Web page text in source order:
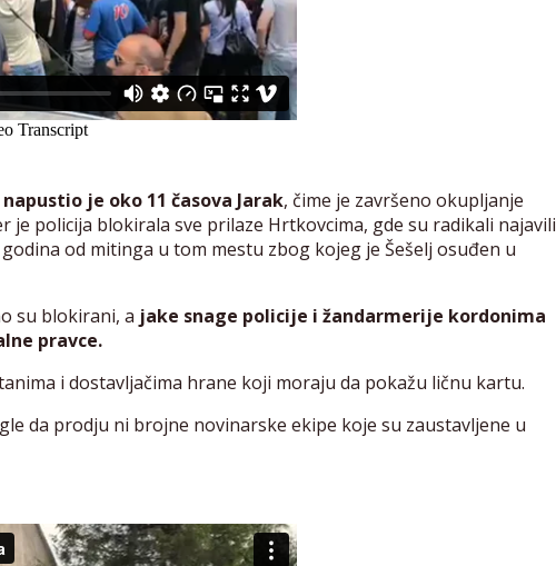
je oko 11 časova Jarak, čime je završeno okupljanje
je policija blokirala sve prilaze Hrtkovcima, gde su radikali najavili
od mitinga u tom mestu zbog kojeg je Šešelj osuđen u
su blokirani, a jake snage policije i žandarmerije kordonima
pravce.
i dostavljačima hrane koji moraju da pokažu ličnu kartu.
da prodju ni brojne novinarske ekipe koje su zaustavljene u